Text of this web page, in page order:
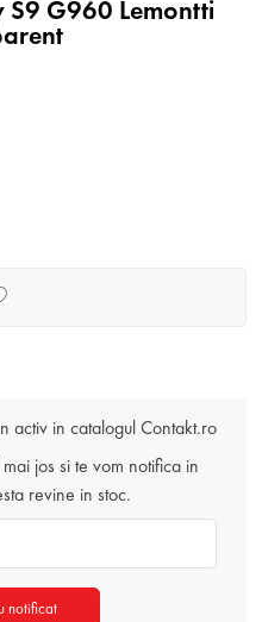
G960 Lemontti
activ in catalogul Contakt.ro
jos si te vom notifica in
revine in stoc.
notificat